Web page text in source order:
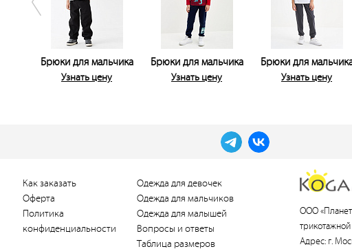
Брюки для мальчика
Узнать цену
Брюки для мальчика
Узнать цену
Брюки для
Узнать цену
Как заказать
Оферта
Политика
конфиденциальности
Одежда для девочек
Одежда для мальчиков
Одежда для малышей
Вопросы и ответы
Таблица размеров
ООО
Адрес: г.